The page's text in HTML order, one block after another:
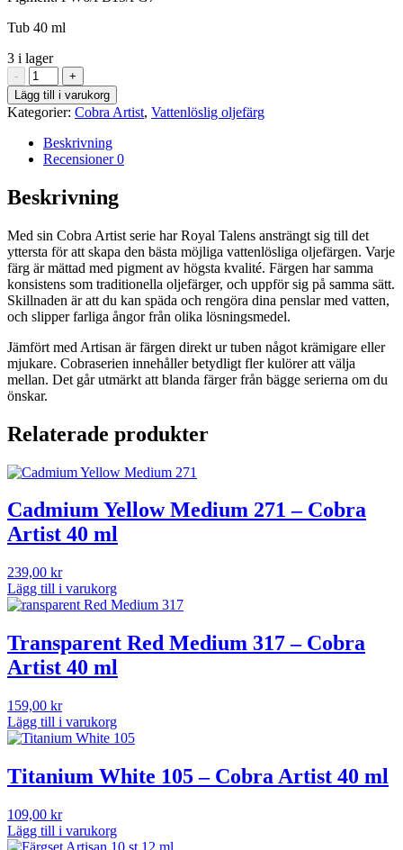
Tub 40 ml
3 i lager
-
Caribbean
Blue
542
-
Cobra
Artist
ml
mängd
+
Lägg till i varukorg
Kategorier: Cobra Artist, Vattenlöslig oljefärg
Beskrivning
Recensioner0
Beskrivning
Med sin Cobra Artist serie har Royal Talens ansträngt sig till det
yttersta för att skapa den bästa möjliga vattenlösliga oljefärgen. Varje
färg är mättad med pigment av högsta kvalité. Färgen har samma
konsistens som traditionella oljefärger, och uppför sig på samma sätt.
Skillnaden är att du kan späda och rengöra dina penslar med vatten,
och slipper farliga ångor från olika lösningsmedel.
Jämfört med Artisan är färgen direkt ur tuben något krämigare eller
mjukare. Cobraserien innehåller betydligt fler kulörer att välja
mellan. Det går utmärkt att blanda färger från bägge serierna om du
önskar.
Relaterade produkter
Cadmium Yellow Medium 271 – Cobra
Artist 40 ml
239,00 kr
Lägg till i varukorg
Transparent Red Medium 317 – Cobra
Artist 40 ml
159,00 kr
Lägg till i varukorg
Titanium White 105 – Cobra Artist 40 ml
109,00 kr
Lägg till i varukorg